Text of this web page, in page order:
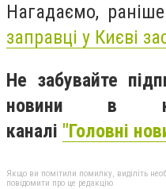
Нагадаємо,
заправці у Києві
Не забувайте
новини в
каналі "Головні
Якщо ви помітили помилку, виділіть
повідомити про це редакцію